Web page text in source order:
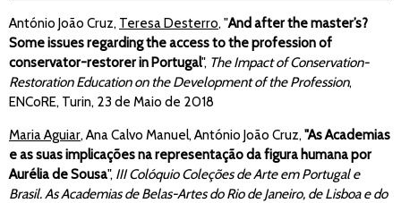
António João Cruz, Teresa Desterro, "And after the master’s?
Some issues regarding the access to the profession of
conservator-restorer in Portugal", The Impact of Conservation-
Restoration Education on the Development of the Profession,
ENCoRE, Turin, 23 de Maio de 2018
Maria Aguiar, Ana Calvo Manuel, António João Cruz,"As Academias
e as suas implicações na representação da figura humana por
Aurélia de Sousa", III Colóquio Coleções de Arte em Portugal e
Brasil. As Academias de Belas-Artes do Rio de Janeiro, de Lisboa e do